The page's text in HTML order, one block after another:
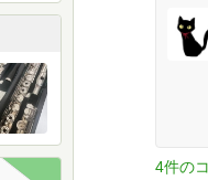
4件の